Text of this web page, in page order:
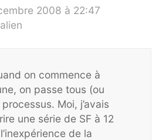
2008 à 22:47
on commence à
on passe tous (ou
Moi, j’avais
une série de SF à 12
de la